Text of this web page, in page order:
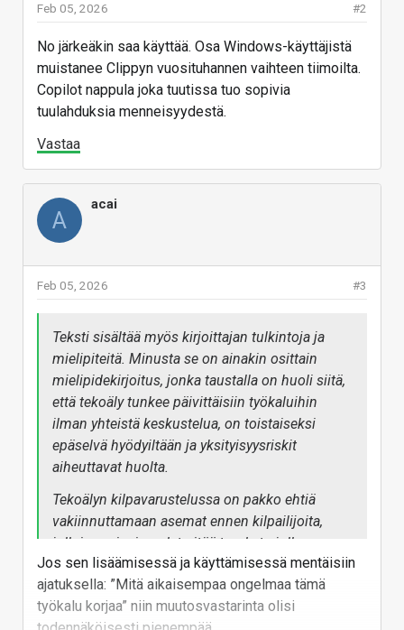
Itse arvelen että tekoäly on valtava tuottavuusloikka,
jonka vieminen maaliin kestää 5-15 v ja senkin
jälkeen sen kehitys jatkuu. Käytän tekoälyä nyt
mahdollisimman paljon jotta olisin askeleen edellä.
Vastaa
#2
Feb 05, 2026
No järkeäkin saa käyttää. Osa Windows-käyttäjistä
muistanee Clippyn vuosituhannen vaihteen tiimoilta.
Copilot nappula joka tuutissa tuo sopivia
tuulahduksia menneisyydestä.
Vastaa
A
acai
#3
Feb 05, 2026
Teksti sisältää myös kirjoittajan tulkintoja ja
mielipiteitä. Minusta se on ainakin osittain
mielipidekirjoitus, jonka taustalla on huoli siitä,
että tekoäly tunkee päivittäisiin työkaluihin
ilman yhteistä keskustelua, on toistaiseksi
epäselvä hyödyiltään ja yksityisyysriskit
aiheuttavat huolta.
Tekoälyn kilpavarustelussa on pakko ehtiä
vakiinnuttamaan asemat ennen kilpailijoita,
jolloin ominaisuudet pitää tuoda tarjolle
keskeneräisinä. Käyttäjät kannattaa yrittää lukita
ensimmäiseen alustaan, kun yksityisyysriski
voisi hiukan nostaa heidän kynnystä jakaa
Jos sen lisäämisessä ja käyttämisessä mentäisiin
ajatuksella: ”Mitä aikaisempaa ongelmaa tämä
työkalu korjaa” niin muutosvastarinta olisi